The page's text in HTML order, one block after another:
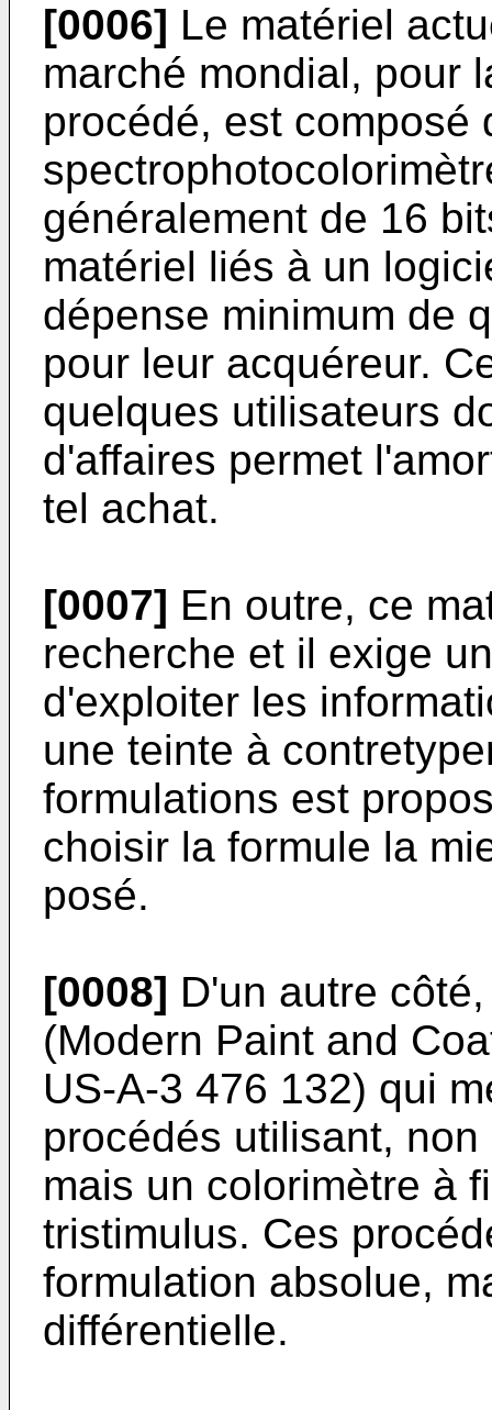
[0006] Le matériel
marché mondial, pour
procédé, est composé
généralement de 16
matériel liés à un
dépense minimum de
pour leur acquéreur.
quelques utilisateurs
d'affaires permet
tel achat.
[0007] En outre, ce
recherche et il exige
d'exploiter les
une teinte à
formulations est
choisir la formule la
posé.
[0008] D'un autre
(Modern Paint and
US-A-3 476 132) qui
procédés utilisant,
mais un colorimètre à
tristimulus. Ces
formulation absolue,
différentielle.